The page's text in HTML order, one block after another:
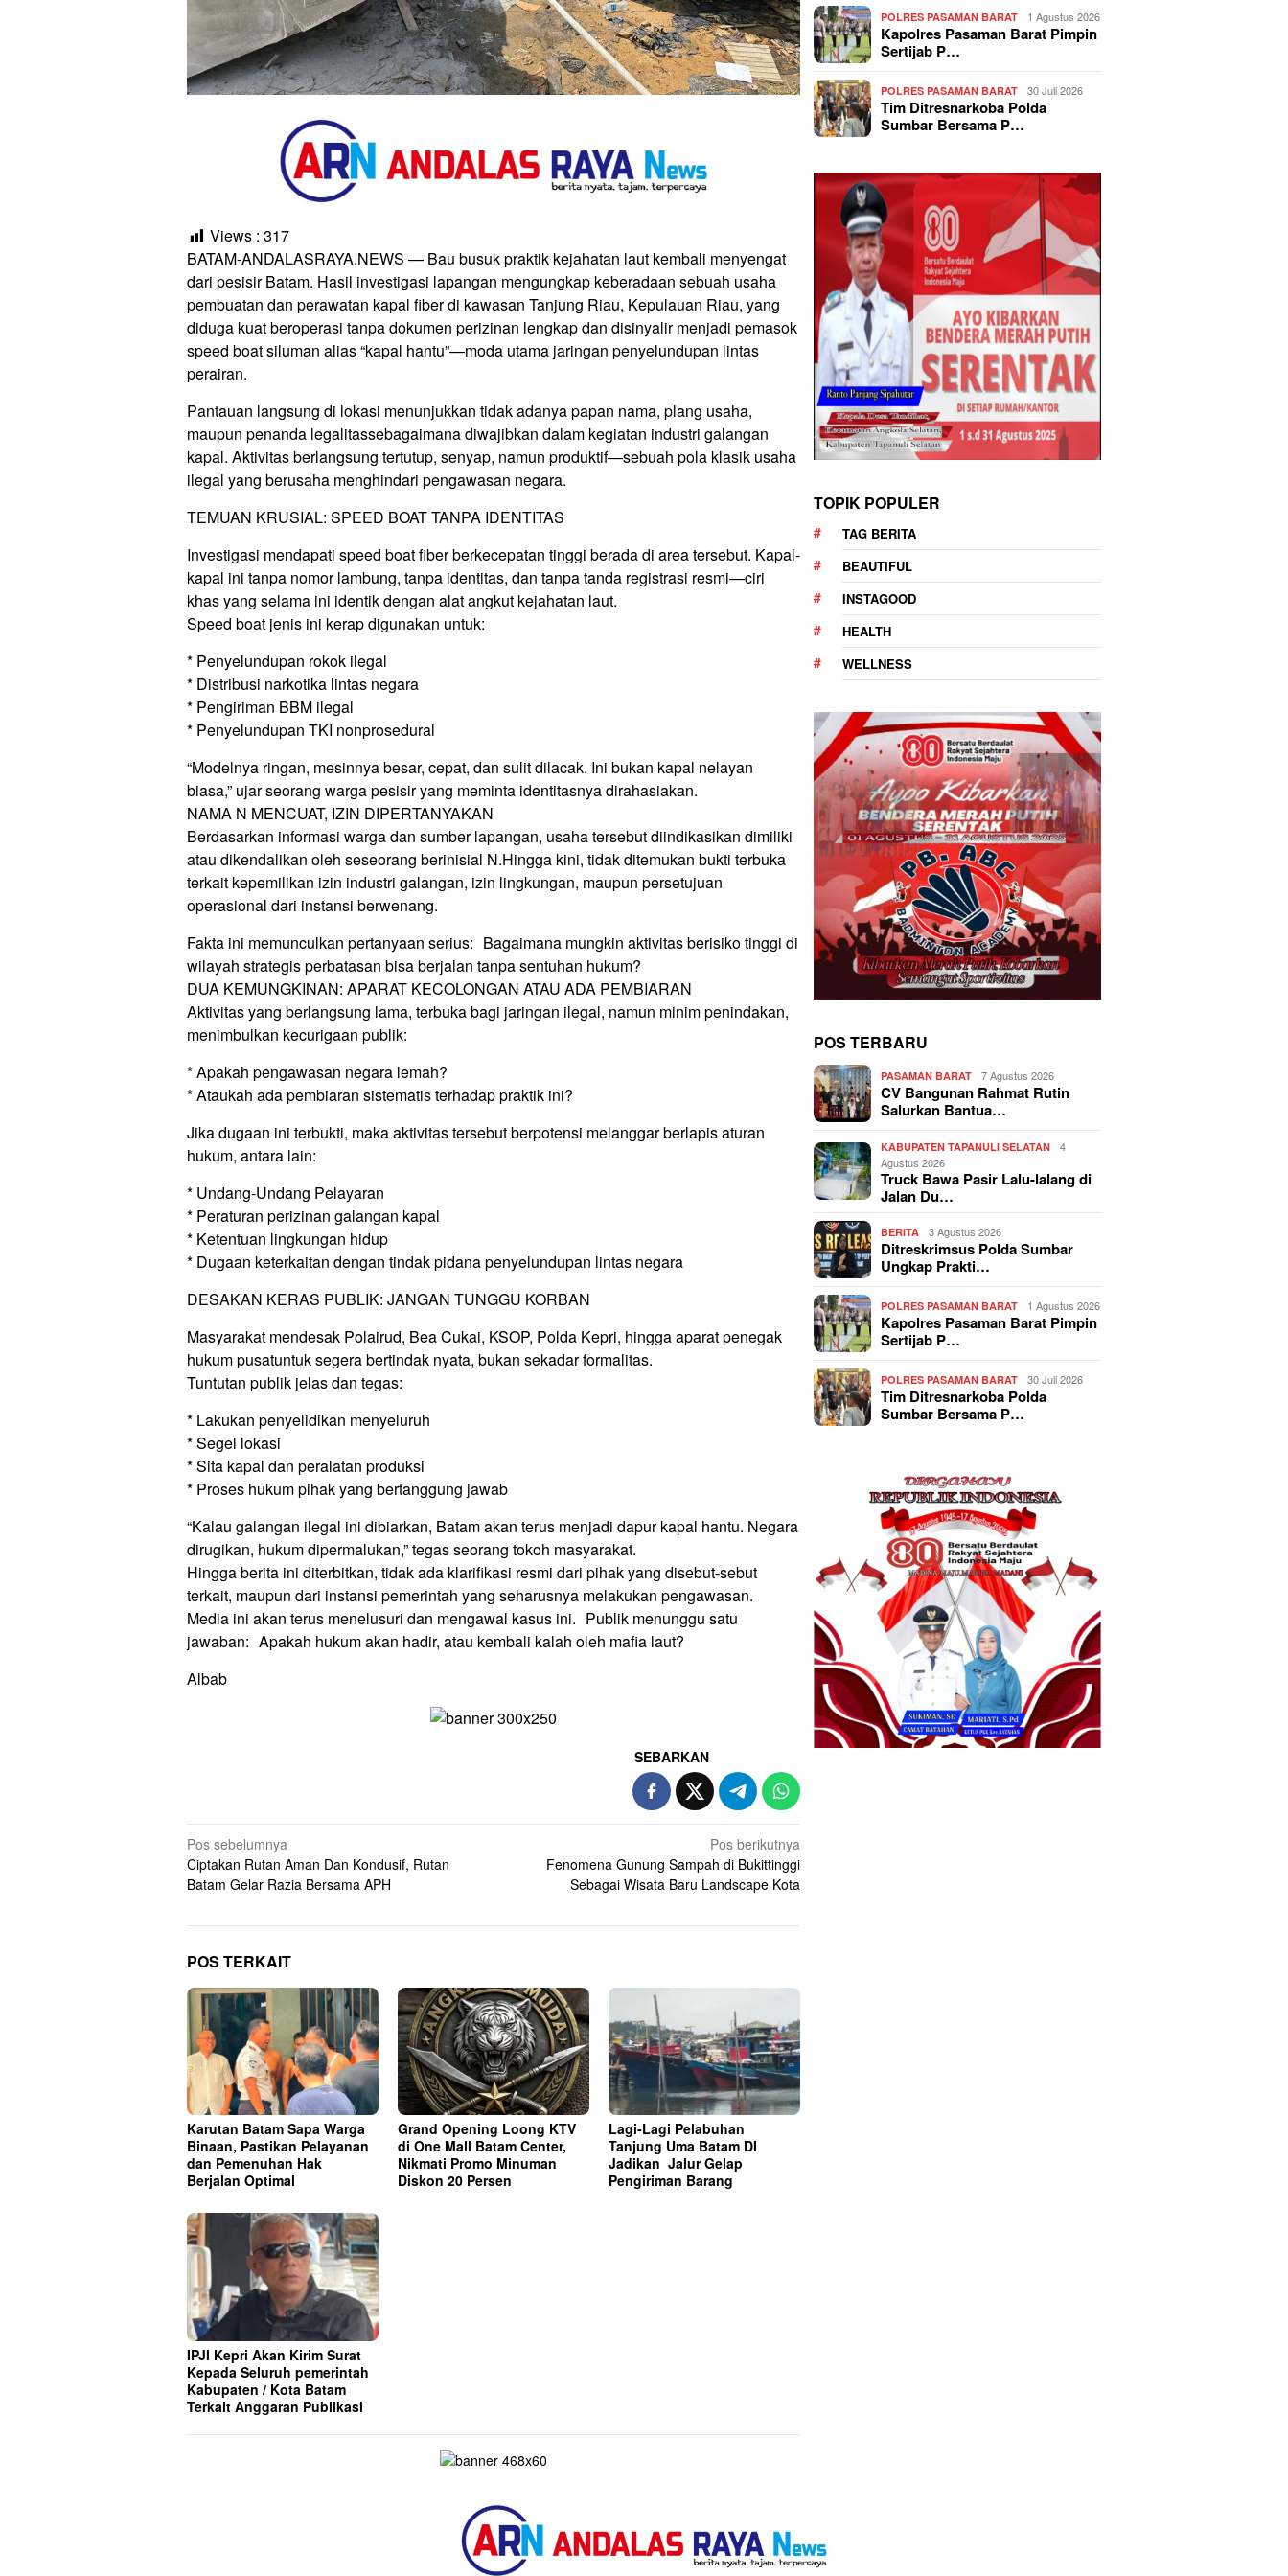
Views : 317
BATAM-ANDALASRAYA.NEWS — Bau busuk praktik kejahatan laut kembali menyengat
dari pesisir Batam. Hasil investigasi lapangan mengungkap keberadaan sebuah usaha
pembuatan dan perawatan kapal fiber di kawasan Tanjung Riau, Kepulauan Riau, yang
diduga kuat beroperasi tanpa dokumen perizinan lengkap dan disinyalir menjadi pemasok
speed boat siluman alias “kapal hantu”—moda utama jaringan penyelundupan lintas
perairan.
Pantauan langsung di lokasi menunjukkan tidak adanya papan nama, plang usaha,
maupun penanda legalitassebagaimana diwajibkan dalam kegiatan industri galangan
kapal. Aktivitas berlangsung tertutup, senyap, namun produktif—sebuah pola klasik usaha
ilegal yang berusaha menghindari pengawasan negara.
TEMUAN KRUSIAL: SPEED BOAT TANPA IDENTITAS
Investigasi mendapati speed boat fiber berkecepatan tinggi berada di area tersebut. Kapal-
kapal ini tanpa nomor lambung, tanpa identitas, dan tanpa tanda registrasi resmi—ciri
khas yang selama ini identik dengan alat angkut kejahatan laut.
Speed boat jenis ini kerap digunakan untuk:
* Penyelundupan rokok ilegal
* Distribusi narkotika lintas negara
* Pengiriman BBM ilegal
* Penyelundupan TKI nonprosedural
“Modelnya ringan, mesinnya besar, cepat, dan sulit dilacak. Ini bukan kapal nelayan
biasa,” ujar seorang warga pesisir yang meminta identitasnya dirahasiakan.
NAMA N MENCUAT, IZIN DIPERTANYAKAN
Berdasarkan informasi warga dan sumber lapangan, usaha tersebut diindikasikan dimiliki
atau dikendalikan oleh seseorang berinisial N.Hingga kini, tidak ditemukan bukti terbuka
terkait kepemilikan izin industri galangan, izin lingkungan, maupun persetujuan
operasional dari instansi berwenang.
Fakta ini memunculkan pertanyaan serius: Bagaimana mungkin aktivitas berisiko tinggi di
wilayah strategis perbatasan bisa berjalan tanpa sentuhan hukum?
DUA KEMUNGKINAN: APARAT KECOLONGAN ATAU ADA PEMBIARAN
Aktivitas yang berlangsung lama, terbuka bagi jaringan ilegal, namun minim penindakan,
menimbulkan kecurigaan publik:
* Apakah pengawasan negara lemah?
* Ataukah ada pembiaran sistematis terhadap praktik ini?
Jika dugaan ini terbukti, maka aktivitas tersebut berpotensi melanggar berlapis aturan
hukum, antara lain:
* Undang-Undang Pelayaran
* Peraturan perizinan galangan kapal
* Ketentuan lingkungan hidup
* Dugaan keterkaitan dengan tindak pidana penyelundupan lintas negara
DESAKAN KERAS PUBLIK: JANGAN TUNGGU KORBAN
Masyarakat mendesak Polairud, Bea Cukai, KSOP, Polda Kepri, hingga aparat penegak
hukum pusatuntuk segera bertindak nyata, bukan sekadar formalitas.
Tuntutan publik jelas dan tegas:
* Lakukan penyelidikan menyeluruh
* Segel lokasi
* Sita kapal dan peralatan produksi
* Proses hukum pihak yang bertanggung jawab
“Kalau galangan ilegal ini dibiarkan, Batam akan terus menjadi dapur kapal hantu. Negara
dirugikan, hukum dipermalukan,” tegas seorang tokoh masyarakat.
Hingga berita ini diterbitkan, tidak ada klarifikasi resmi dari pihak yang disebut-sebut
terkait, maupun dari instansi pemerintah yang seharusnya melakukan pengawasan.
Media ini akan terus menelusuri dan mengawal kasus ini. Publik menunggu satu
jawaban: Apakah hukum akan hadir, atau kembali kalah oleh mafia laut?
Albab
SEBARKAN
Navigasi
pos
Pos sebelumnya
Ciptakan Rutan Aman Dan Kondusif, Rutan
Batam Gelar Razia Bersama APH
Pos berikutnya
Fenomena Gunung Sampah di Bukittinggi
Sebagai Wisata Baru Landscape Kota
POS TERKAIT
Karutan Batam Sapa Warga
Binaan, Pastikan Pelayanan
dan Pemenuhan Hak
Berjalan Optimal
Grand Opening Loong KTV
di One Mall Batam Center,
Nikmati Promo Minuman
Diskon 20 Persen
Lagi-Lagi Pelabuhan
Tanjung Uma Batam DI
Jadikan Jalur Gelap
Pengiriman Barang
IPJI Kepri Akan Kirim Surat
Kepada Seluruh pemerintah
Kabupaten / Kota Batam
Terkait Anggaran Publikasi
POLRES PASAMAN BARAT 1 Agustus 2026
Kapolres Pasaman Barat Pimpin
Sertijab P…
POLRES PASAMAN BARAT 30 Juli 2026
Tim Ditresnarkoba Polda
Sumbar Bersama P…
TOPIK POPULER
TAG BERITA
BEAUTIFUL
INSTAGOOD
HEALTH
WELLNESS
POS TERBARU
PASAMAN BARAT 7 Agustus 2026
CV Bangunan Rahmat Rutin
Salurkan Bantua…
KABUPATEN TAPANULI SELATAN
4
Agustus 2026
Truck Bawa Pasir Lalu-lalang di
Jalan Du…
BERITA 3 Agustus 2026
Ditreskrimsus Polda Sumbar
Ungkap Prakti…
POLRES PASAMAN BARAT 1 Agustus 2026
Kapolres Pasaman Barat Pimpin
Sertijab P…
POLRES PASAMAN BARAT 30 Juli 2026
Tim Ditresnarkoba Polda
Sumbar Bersama P…